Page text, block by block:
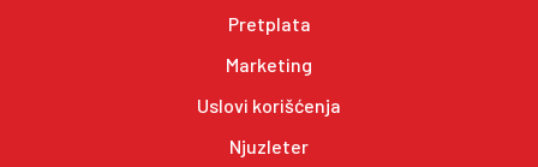
Pretplata
Marketing
Uslovi korišćenja
Njuzleter